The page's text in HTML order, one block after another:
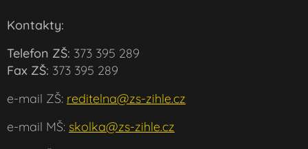
Kontakty:
Telefon ZŠ: 373 395 289
Fax ZŠ: 373 395 289
e-mail ZŠ: reditelna@zs-zihle.cz
e-mail MŠ: skolka@zs-zihle.cz